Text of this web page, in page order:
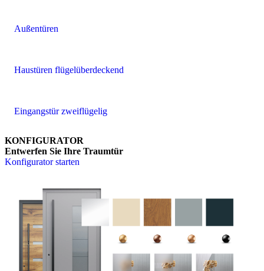
Außentüren
Haustüren flügelüberdeckend
Eingangstür zweiflügelig
KONFIGURATOR
Entwerfen Sie Ihre Traumtür
Konfigurator starten